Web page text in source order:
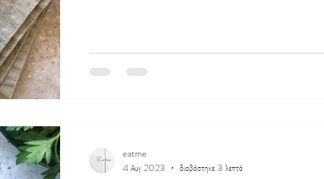
eatme
4 Αυγ 2023
διαβάστηκε 3 λεπτά